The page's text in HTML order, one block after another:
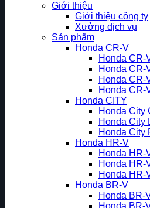
Giới thiệu
Giới thiệu công ty
Xưởng dịch vụ
Sản phẩm
Honda CR-V
Honda CR-
Honda CR-
Honda CR-
Honda CR-
Honda CITY
Honda City
Honda City
Honda City
Honda HR-V
Honda HR-
Honda HR-
Honda HR-
Honda BR-V
Honda BR-
Honda BR-